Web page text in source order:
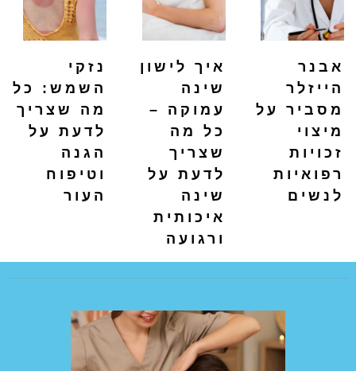
אבנר
הייזלר
מסביר על
מיצוי
זכויות
רפואיות
לנשים
איך לישון
שינה
עמוקה –
כל מה
שצריך
לדעת על
שינה
איכותית
ורגועה
נזקי
השמש: כל
מה שצריך
לדעת על
הגנה
וטיפוח
העור